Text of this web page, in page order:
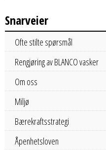
Snarveier
Ofte stilte spørsmål
Rengjøring av BLANCO vasker
Om oss
Miljø
Bærekraftsstrategi
Åpenhetsloven